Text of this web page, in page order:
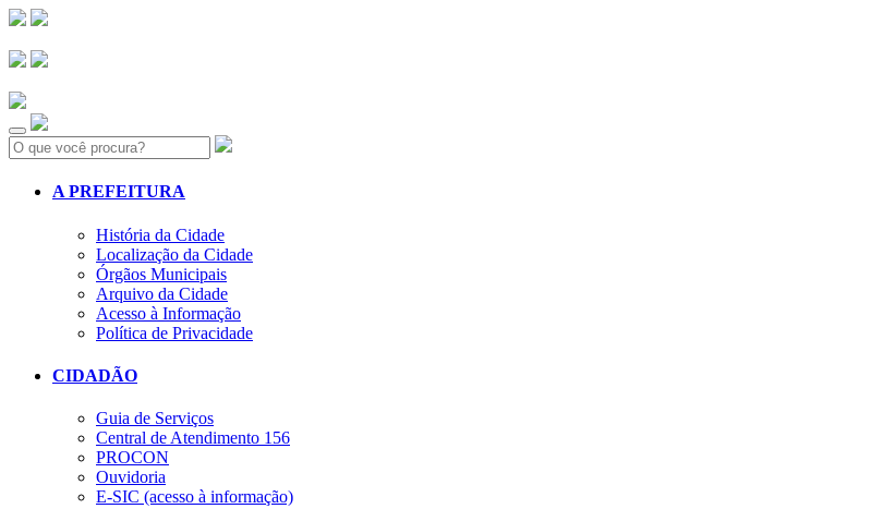
Search:
A PREFEITURA
História da Cidade
Localização da Cidade
Órgãos Municipais
Arquivo da Cidade
Acesso à Informação
Política de Privacidade
CIDADÃO
Guia de Serviços
Central de Atendimento 156
PROCON
Ouvidoria
E-SIC (acesso à informação)